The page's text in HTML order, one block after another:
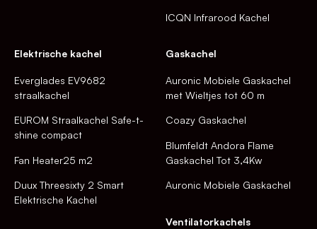
ICQN Infrarood Kachel
Elektrische kachel
Everglades EV9682
straalkachel
EUROM Straalkachel Safe-t-
shine compact
Fan Heater25 m2
Duux Threesixty 2 Smart
Elektrische Kachel
Gaskachel
Auronic Mobiele Gaskachel
met Wieltjes tot 60 m
Coazy Gaskachel
Blumfeldt Andora Flame
Gaskachel Tot 3,4Kw
Auronic Mobiele Gaskachel
Ventilatorkachels